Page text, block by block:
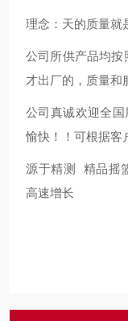
理念：天的质量就
公司所供产品均按
才出厂的，质量和
公司真诚欢迎全
愉快！！可根据客
源于精测 精品摇
高速增长